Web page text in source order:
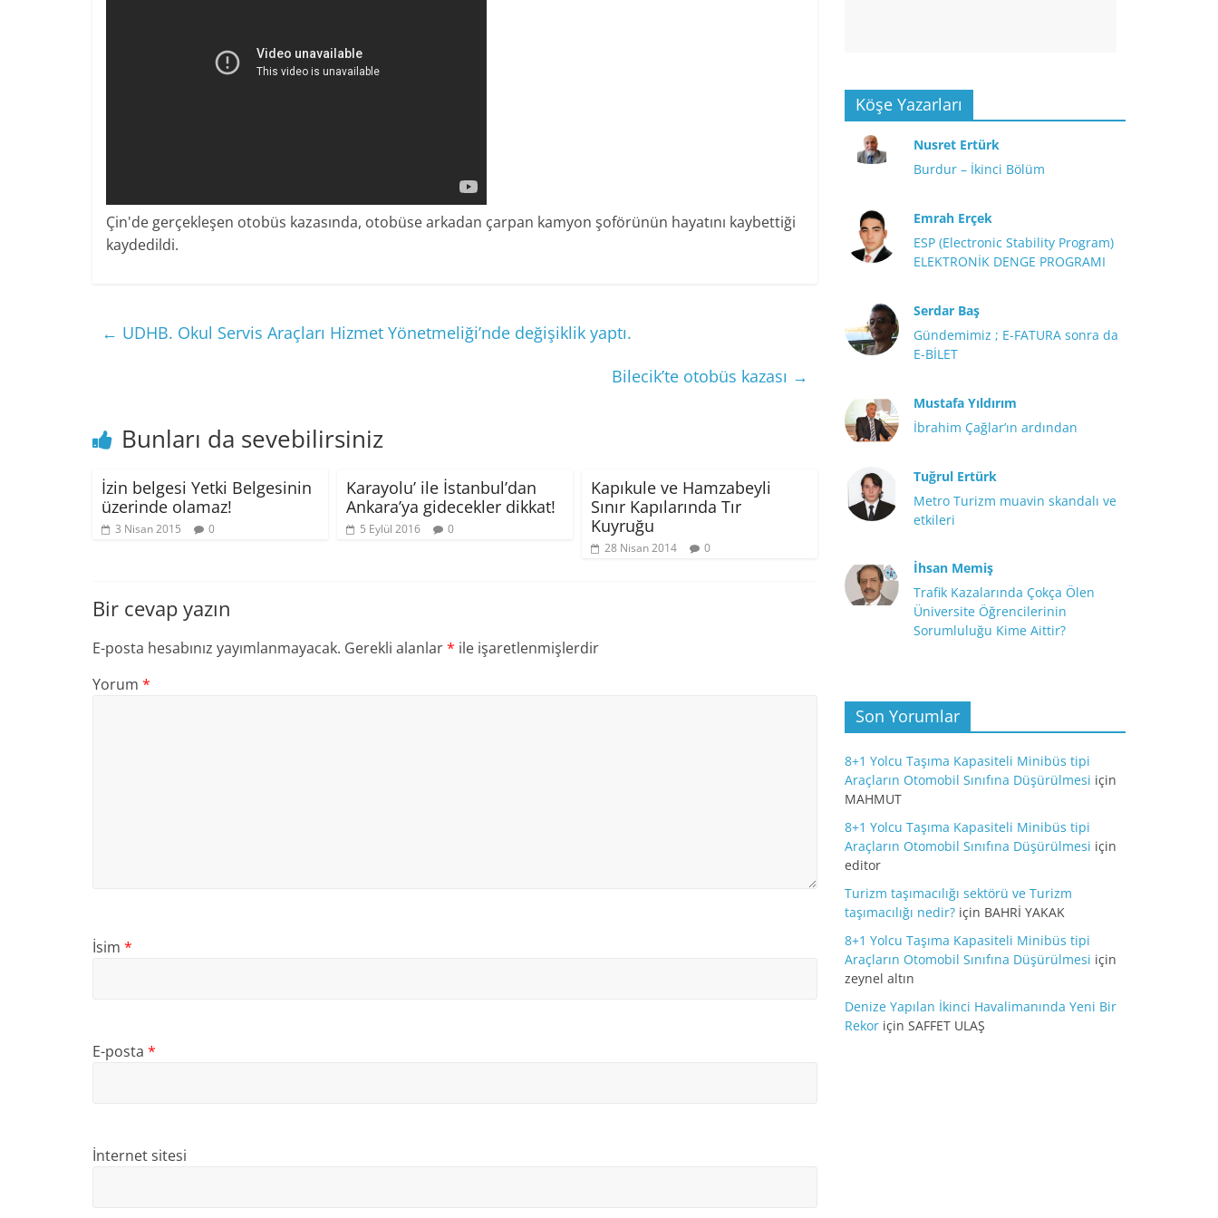
Çin'de gerçekleşen otobüs kazasında, otobüse arkadan çarpan kamyon şoförünün hayatını kaybettiği
kaydedildi.
← UDHB. Okul Servis Araçları Hizmet Yönetmeliği’nde değişiklik yaptı.
Bilecik’te otobüs kazası →
Bunları da sevebilirsiniz
İzin belgesi Yetki Belgesinin
üzerinde olamaz!
3 Nisan 2015 0
Karayolu’ ile İstanbul’dan
Ankara’ya gidecekler dikkat!
5 Eylül 2016 0
Kapıkule ve Hamzabeyli
Sınır Kapılarında Tır
Kuyruğu
28 Nisan 2014 0
Bir cevap yazın
E-posta hesabınız yayımlanmayacak. Gerekli alanlar* ile işaretlenmişlerdir
Yorum *
İsim *
E-posta *
İnternet sitesi
Köşe Yazarları
Nusret Ertürk
Burdur – İkinci Bölüm
Emrah Erçek
ESP (Electronic Stability Program)
ELEKTRONİK DENGE PROGRAMI
Serdar Baş
Gündemimiz ; E-FATURA sonra da
E-BİLET
Mustafa Yıldırım
İbrahim Çağlar’ın ardından
Tuğrul Ertürk
Metro Turizm muavin skandalı ve
etkileri
İhsan Memiş
Trafik Kazalarında Çokça Ölen
Üniversite Öğrencilerinin
Sorumluluğu Kime Aittir?
Son Yorumlar
8+1 Yolcu Taşıma Kapasiteli Minibüs tipi
Araçların Otomobil Sınıfına Düşürülmesi için
MAHMUT
8+1 Yolcu Taşıma Kapasiteli Minibüs tipi
Araçların Otomobil Sınıfına Düşürülmesi için
editor
Turizm taşımacılığı sektörü ve Turizm
taşımacılığı nedir? için BAHRİ YAKAK
8+1 Yolcu Taşıma Kapasiteli Minibüs tipi
Araçların Otomobil Sınıfına Düşürülmesi için
zeynel altın
Denize Yapılan İkinci Havalimanında Yeni Bir
Rekor için SAFFET ULAŞ